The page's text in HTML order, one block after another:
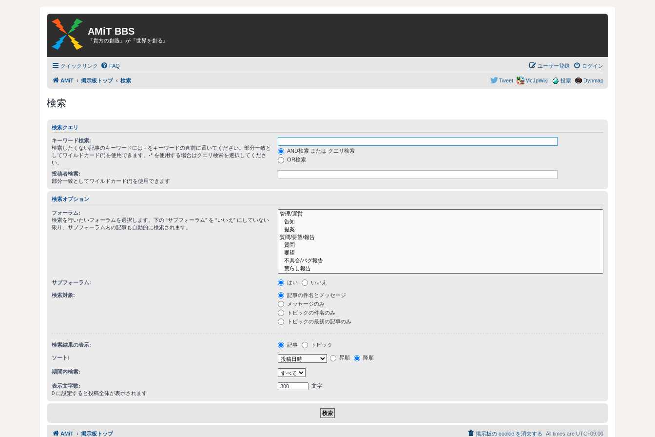
AMiT BBS
『貴方の創造』が『世界を創る』
クイックリンク FAQ ログイン
ユーザー登録
AMiT 掲示板トップ 検索 Dynmap
投票
McJpWiki
Tweet
検索
検索クエリ
キーワード検索:
検索したくない記事のキーワードには - をキーワードの直前に置いてください。部分一致と
してワイルドカード(*)を使用できます。-* を使用する場合はクエリ検索を選択してくださ
い。
AND検索 または クエリ検索
OR検索
投稿者検索:
部分一致としてワイルドカード(*)を使用できます
検索オプション
フォーラム:
検索を行いたいフォーラムを選択します。下の “サブフォーラム” を “いいえ” にしていない
限り、サブフォーラム内の記事も自動的に検索されます。
サブフォーラム: はい いいえ
検索対象:
記事の件名とメッセージ
メッセージのみ
トピックの件名のみ
トピックの最初の記事のみ
検索結果の表示: 記事 トピック
ソート: 昇順 降順
期間内検索:
表示文字数:
0 に設定すると投稿全体が表示されます
文字
AMiT 掲示板トップ All times are UTC+09:00
掲示板の cookie を消去する